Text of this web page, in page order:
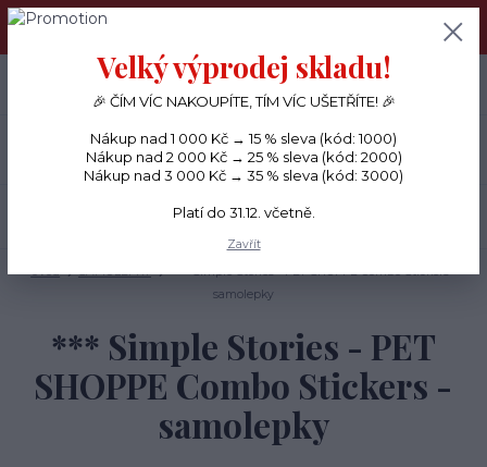
PŘÁNÍČKA a PAPÍROVÉ DÁRKY odesílám každý den, KREATIVNÍ
Menu
CZK
+420 734 380 930
(Po-Ne, 8-20 hod.)
samolepky
*** Simple Stories - PET
SHOPPE Combo Stickers -
samolepky
Velký výprodej skladu!
🎉 ČÍM VÍC NAKOUPÍTE, TÍM VÍC UŠETŘÍTE! 🎉
Nákup nad 1 000 Kč → 15 % sleva (kód: 1000)
Nákup nad 2 000 Kč → 25 % sleva (kód: 2000)
Nákup nad 3 000 Kč → 35 % sleva (kód: 3000)
Platí do 31.12. včetně.
Zavřít